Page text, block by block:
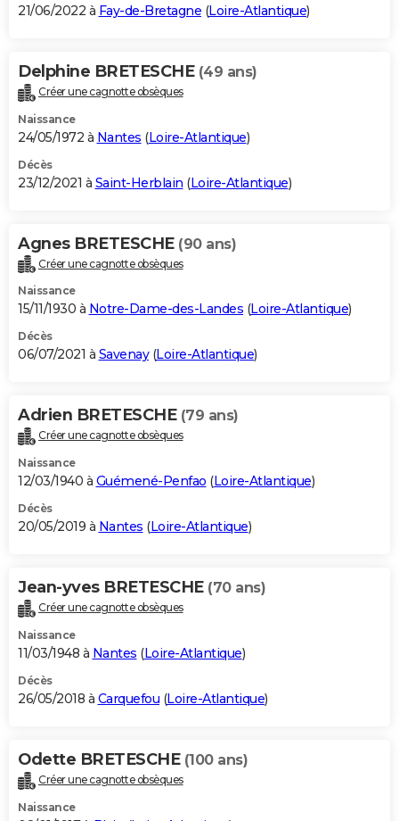
21/06/2022 à Fay-de-Bretagne (Loire-Atlantique)
Delphine BRETESCHE (49 ans)
Créer une cagnotte obsèques
Naissance
24/05/1972 à Nantes (Loire-Atlantique)
Décès
23/12/2021 à Saint-Herblain (Loire-Atlantique)
Agnes BRETESCHE (90 ans)
Créer une cagnotte obsèques
Naissance
15/11/1930 à Notre-Dame-des-Landes (Loire-Atlantique)
Décès
06/07/2021 à Savenay(Loire-Atlantique)
Adrien BRETESCHE (79 ans)
Créer une cagnotte obsèques
Naissance
12/03/1940 à Guémené-Penfao (Loire-Atlantique)
Décès
20/05/2019 à Nantes (Loire-Atlantique)
Jean-yves BRETESCHE (70 ans)
Créer une cagnotte obsèques
Naissance
11/03/1948 à Nantes (Loire-Atlantique)
Décès
26/05/2018 à Carquefou (Loire-Atlantique)
Odette BRETESCHE (100 ans)
Créer une cagnotte obsèques
Naissance